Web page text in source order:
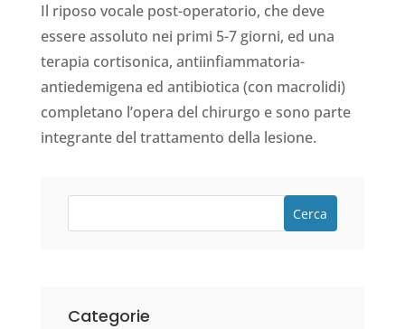
Il riposo vocale post-operatorio, che deve
essere assoluto nei primi 5-7 giorni, ed una
terapia cortisonica, antiinfiammatoria-
antiedemigena ed antibiotica (con macrolidi)
completano l’opera del chirurgo e sono parte
integrante del trattamento della lesione.
Cerca
Categorie